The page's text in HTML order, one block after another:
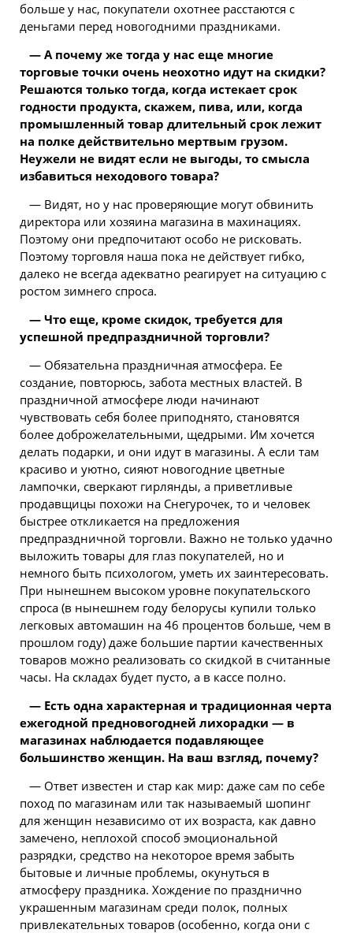
больше у нас, покупатели охотнее расстаются с
деньгами перед новогодними праздниками.
— А почему же тогда у нас еще многие
торговые точки очень неохотно идут на скидки?
Решаются только тогда, когда истекает срок
годности продукта, скажем, пива, или, когда
промышленный товар длительный срок лежит
на полке действительно мертвым грузом.
Неужели не видят если не выгоды, то смысла
избавиться неходового товара?
— Видят, но у нас проверяющие могут обвинить
директора или хозяина магазина в махинациях.
Поэтому они предпочитают особо не рисковать.
Поэтому торговля наша пока не действует гибко,
далеко не всегда адекватно реагирует на ситуацию с
ростом зимнего спроса.
— Что еще, кроме скидок, требуется для
успешной предпраздничной торговли?
— Обязательна праздничная атмосфера. Ее
создание, повторюсь, забота местных властей. В
праздничной атмосфере люди начинают
чувствовать себя более приподнято, становятся
более доброжелательными, щедрыми. Им хочется
делать подарки, и они идут в магазины. А если там
красиво и уютно, сияют новогодние цветные
лампочки, сверкают гирлянды, а приветливые
продавщицы похожи на Снегурочек, то и человек
быстрее откликается на предложения
предпраздничной торговли. Важно не только удачно
выложить товары для глаз покупателей, но и
немного быть психологом, уметь их заинтересовать.
При нынешнем высоком уровне покупательского
спроса (в нынешнем году белорусы купили только
легковых автомашин на 46 процентов больше, чем в
прошлом году) даже большие партии качественных
товаров можно реализовать со скидкой в считанные
часы. На складах будет пусто, а в кассе полно.
— Есть одна характерная и традиционная черта
ежегодной предновогодней лихорадки — в
магазинах наблюдается подавляющее
большинство женщин. На ваш взгляд, почему?
— Ответ известен и стар как мир: даже сам по себе
поход по магазинам или так называемый шопинг
для женщин независимо от их возраста, как давно
замечено, неплохой способ эмоциональной
разрядки, средство на некоторое время забыть
бытовые и личные проблемы, окунуться в
атмосферу праздника. Хождение по празднично
украшенным магазинам среди полок, полных
привлекательных товаров (особенно, когда они с